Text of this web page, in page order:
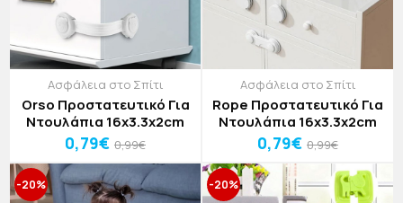
Ασφάλεια στο Σπίτι
Orso Προστατευτικό Για
Ντουλάπια 16x3.3x2cm
0,79€ 0,99€
Ασφάλεια στο Σπίτι
Rope Προστατευτικό Για
Ντουλάπια 16x3.3x2cm
0,79€ 0,99€
-20% -20%